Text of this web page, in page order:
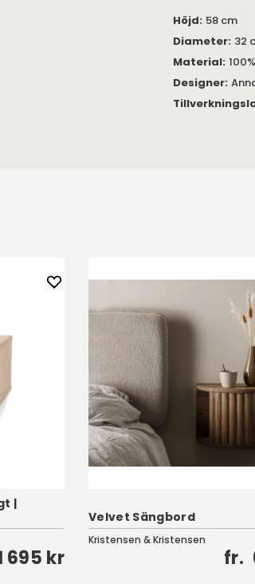
Höjd: 58 cm
Diameter: 32
Material:
Designer:
|
695 kr
Velvet Sängbord
Kristensen & Kristensen
fr.